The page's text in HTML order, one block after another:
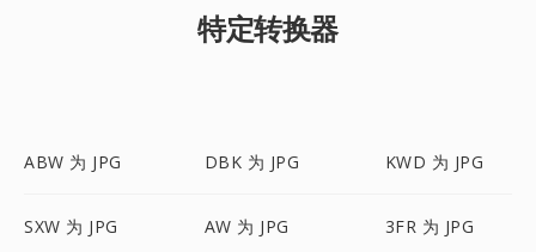
特定转换器
ABW 为 JPG DBK 为 JPG KWD 为 JPG
SXW 为 JPG AW 为 JPG 3FR 为 JPG